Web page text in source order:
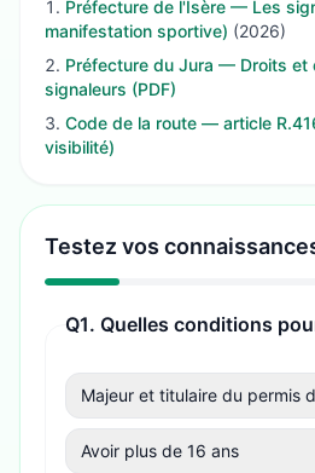
Préfecture de l'Isère — Les
manifestation sportive) (2026)
Préfecture du Jura — Droits et
signaleurs (PDF)
Code de la route — article
visibilité)
Testez vos
Q1. Quelles conditions
Majeur et titulaire du permis
Avoir plus de 16 ans